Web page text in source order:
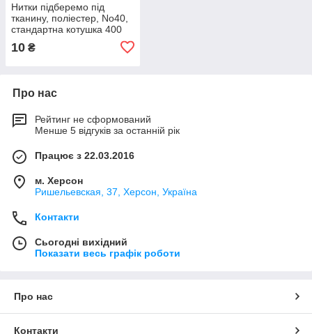
Нитки підберемо під
тканину, поліестер, No40,
стандартна котушка 400
10 ₴
Про нас
Рейтинг не сформований
Менше 5 відгуків за останній рік
Працює з 22.03.2016
м. Херсон
Ришельевская, 37, Херсон, Україна
Контакти
Сьогодні вихідний
Показати весь графік роботи
Про нас
Контакти